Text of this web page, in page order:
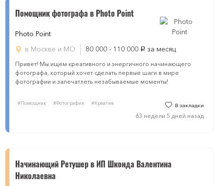
Помощник фотографа в Photo Point
Photo Point
в Москве и МО
80 000 - 110 000 руб. за месяц
Привет! Мы ищем креативного и энергичного начинающего
фотографа, который хочет сделать первые шаги в мире
фотографии и запечатлеть незабываемые моменты!
#Помощник #Фотография #Креатив В закладки
63 недели 5 дней назад
Начинающий Ретушер в ИП Шконда Валентина
Николаевна